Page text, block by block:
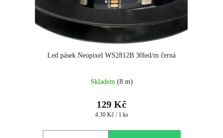
Led pásek Neopixel WS2812B 30led/m černá
hodnocení
je
5.0
z
Skladem (8 m)
129 Kč
Měrná
4.30 Kč / 1 ks